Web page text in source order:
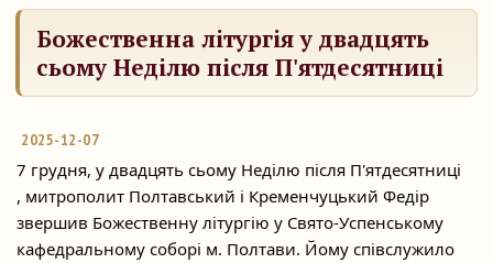
Божественна літургія у двадцять
сьому Неділю після П'ятдесятниці
2025-12-07
7 грудня, у двадцять сьому Неділю після П'ятдесятниці
, митрополит Полтавський і Кременчуцький Федір
звершив Божественну літургію у Свято-Успенському
кафедральному соборі м. Полтави. Йому співслужило